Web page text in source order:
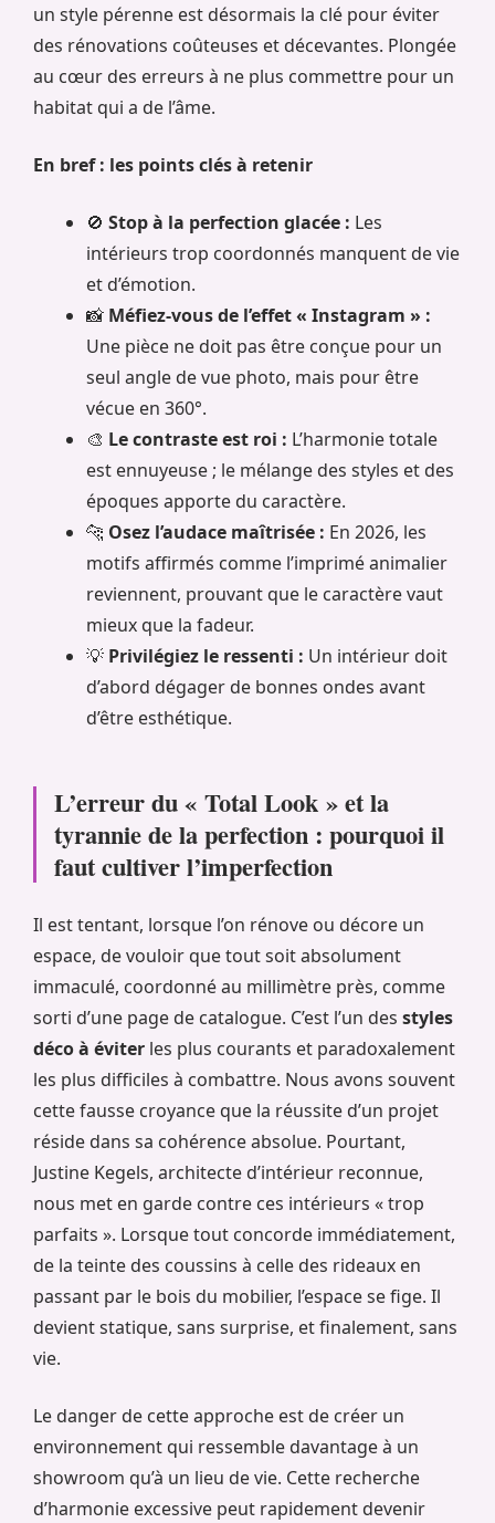
un style pérenne est désormais la clé pour éviter
des rénovations coûteuses et décevantes. Plongée
au cœur des erreurs à ne plus commettre pour un
habitat qui a de l’âme.
En bref : les points clés à retenir
🚫 Stop à la perfection glacée : Les
intérieurs trop coordonnés manquent de vie
et d’émotion.
📸 Méfiez-vous de l’effet « Instagram » :
Une pièce ne doit pas être conçue pour un
seul angle de vue photo, mais pour être
vécue en 360°.
🎨 Le contraste est roi : L’harmonie totale
est ennuyeuse ; le mélange des styles et des
époques apporte du caractère.
🐆 Osez l’audace maîtrisée : En 2026, les
motifs affirmés comme l’imprimé animalier
reviennent, prouvant que le caractère vaut
mieux que la fadeur.
💡 Privilégiez le ressenti : Un intérieur doit
d’abord dégager de bonnes ondes avant
d’être esthétique.
L’erreur du « Total Look » et la
tyrannie de la perfection : pourquoi il
faut cultiver l’imperfection
Il est tentant, lorsque l’on rénove ou décore un
espace, de vouloir que tout soit absolument
immaculé, coordonné au millimètre près, comme
sorti d’une page de catalogue. C’est l’un des styles
déco à éviter les plus courants et paradoxalement
les plus difficiles à combattre. Nous avons souvent
cette fausse croyance que la réussite d’un projet
réside dans sa cohérence absolue. Pourtant,
Justine Kegels, architecte d’intérieur reconnue,
nous met en garde contre ces intérieurs « trop
parfaits ». Lorsque tout concorde immédiatement,
de la teinte des coussins à celle des rideaux en
passant par le bois du mobilier, l’espace se fige. Il
devient statique, sans surprise, et finalement, sans
vie.
Le danger de cette approche est de créer un
environnement qui ressemble davantage à un
showroom qu’à un lieu de vie. Cette recherche
d’harmonie excessive peut rapidement devenir